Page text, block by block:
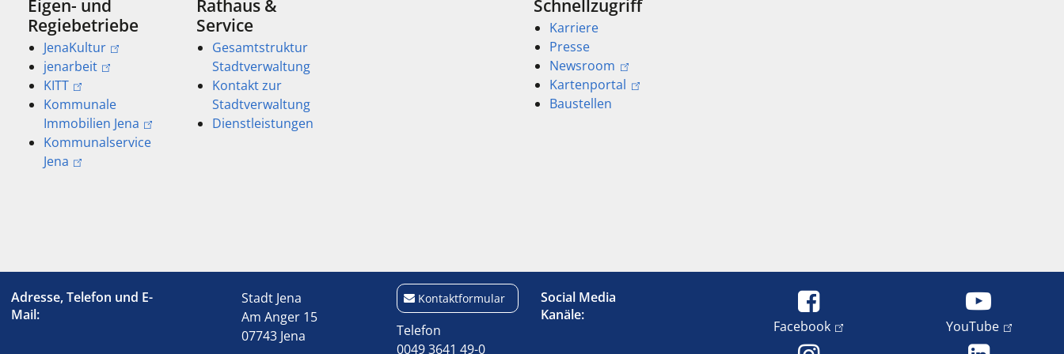
Eigen- und
Regiebetriebe
JenaKultur
jenarbeit
KITT
Kommunale
Immobilien Jena
Kommunalservice
Jena
Rathaus &
Service
Gesamtstruktur
Stadtverwaltung
Kontakt zur
Stadtverwaltung
Dienstleistungen
Schnellzugriff
Karriere
Presse
Newsroom
Kartenportal
Baustellen
Adresse, Telefon und E-
Mail:
Stadt Jena
Am Anger 15
07743 Jena
Kontaktformular
Telefon
0049 3641 49-0
Social Media
Kanäle:
Facebook YouTube